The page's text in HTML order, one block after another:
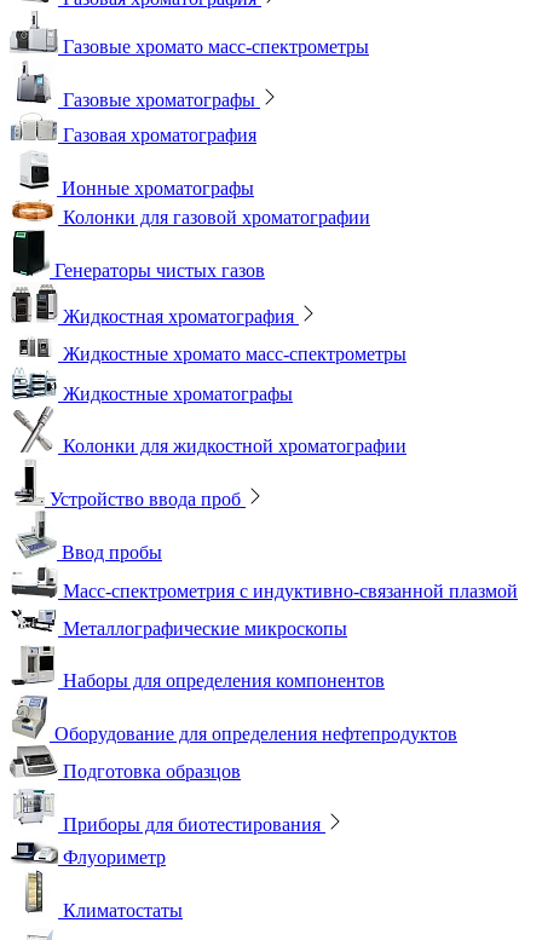
Газовые хромато масс-спектрометры
Газовые хроматографы
Газовая хроматография
Ионные хроматографы
Колонки для газовой хроматографии
Генераторы чистых газов
Жидкостная хроматография
Жидкостные хромато масс-спектрометры
Жидкостные хроматографы
Колонки для жидкостной хроматографии
Устройство ввода проб
Ввод пробы
Масс-спектрометрия с индуктивно-связанной плазмой
Металлографические микроскопы
Наборы для определения компонентов
Оборудование для определения нефтепродуктов
Подготовка образцов
Приборы для биотестирования
Флуориметр
Климатостаты